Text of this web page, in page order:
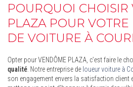
POURQUOI
PLAZA POUR VOTRE
DE VOITURE À
Opter pour VENDÔME PLAZA, c'est faire le
qualité . Notre entreprise de loueur voiture à
son engagement envers la satisfaction client